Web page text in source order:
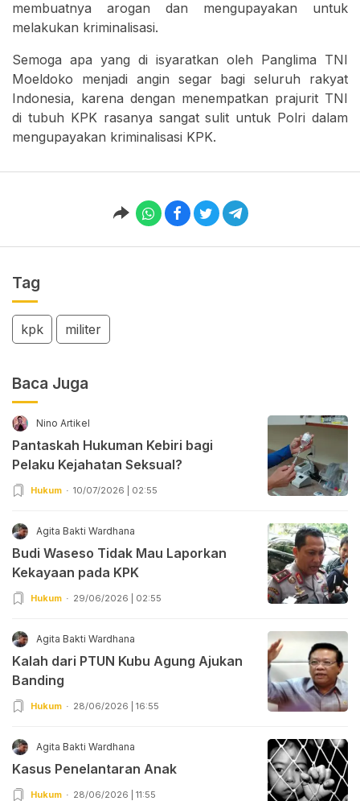
membuatnya arogan dan mengupayakan untuk
melakukan kriminalisasi.
Semoga apa yang di isyaratkan oleh Panglima TNI
Moeldoko menjadi angin segar bagi seluruh rakyat
Indonesia, karena dengan menempatkan prajurit TNI
di tubuh KPK rasanya sangat sulit untuk Polri dalam
mengupayakan kriminalisasi KPK.
Tag
kpk militer
Baca Juga
Nino Artikel
Pantaskah Hukuman Kebiri bagi
Pelaku Kejahatan Seksual?
Hukum 10/07/2026 | 02:55
Agita Bakti Wardhana
Budi Waseso Tidak Mau Laporkan
Kekayaan pada KPK
Hukum 29/06/2026 | 02:55
Agita Bakti Wardhana
Kalah dari PTUN Kubu Agung Ajukan
Banding
Hukum 28/06/2026 | 16:55
Agita Bakti Wardhana
Kasus Penelantaran Anak
Hukum 28/06/2026 | 11:55